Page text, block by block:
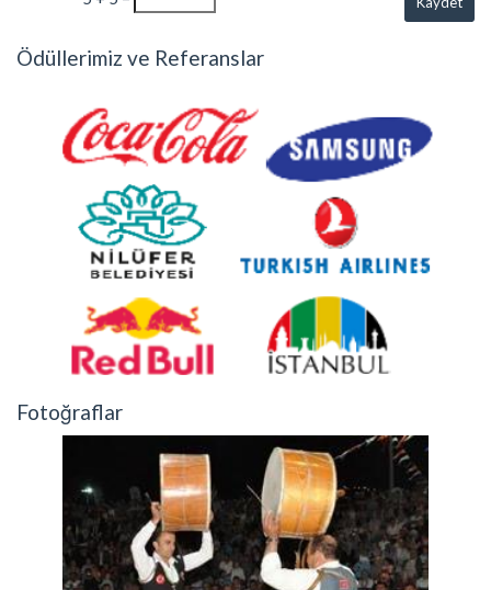
Ödüllerimiz ve Referanslar
Fotoğraflar